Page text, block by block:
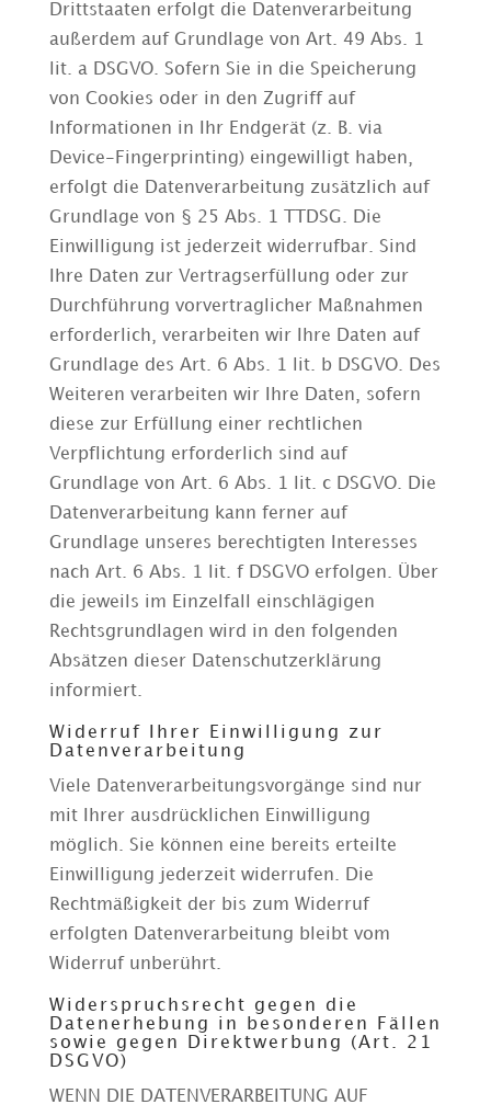
Drittstaaten erfolgt die Datenverarbeitung
außerdem auf Grundlage von Art. 49 Abs. 1
lit. a DSGVO. Sofern Sie in die Speicherung
von Cookies oder in den Zugriff auf
Informationen in Ihr Endgerät (z. B. via
Device-Fingerprinting) eingewilligt haben,
erfolgt die Datenverarbeitung zusätzlich auf
Grundlage von § 25 Abs. 1 TTDSG. Die
Einwilligung ist jederzeit widerrufbar. Sind
Ihre Daten zur Vertragserfüllung oder zur
Durchführung vorvertraglicher Maßnahmen
erforderlich, verarbeiten wir Ihre Daten auf
Grundlage des Art. 6 Abs. 1 lit. b DSGVO. Des
Weiteren verarbeiten wir Ihre Daten, sofern
diese zur Erfüllung einer rechtlichen
Verpflichtung erforderlich sind auf
Grundlage von Art. 6 Abs. 1 lit. c DSGVO. Die
Datenverarbeitung kann ferner auf
Grundlage unseres berechtigten Interesses
nach Art. 6 Abs. 1 lit. f DSGVO erfolgen. Über
die jeweils im Einzelfall einschlägigen
Rechtsgrundlagen wird in den folgenden
Absätzen dieser Datenschutzerklärung
informiert.
Widerruf Ihrer Einwilligung zur
Datenverarbeitung
Viele Datenverarbeitungsvorgänge sind nur
mit Ihrer ausdrücklichen Einwilligung
möglich. Sie können eine bereits erteilte
Einwilligung jederzeit widerrufen. Die
Rechtmäßigkeit der bis zum Widerruf
erfolgten Datenverarbeitung bleibt vom
Widerruf unberührt.
Widerspruchsrecht gegen die
Datenerhebung in besonderen Fällen
sowie gegen Direktwerbung (Art. 21
DSGVO)
WENN DIE DATENVERARBEITUNG AUF